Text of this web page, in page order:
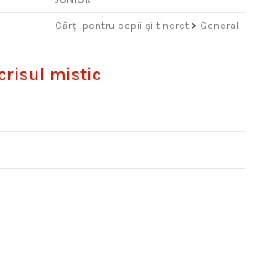
Cărți pentru copii și tineret > General
mistic